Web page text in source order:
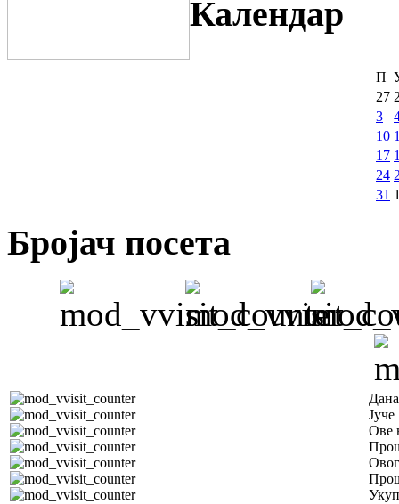
Календар
П
27
3
10
17
24
31
Бројач посета
Јуче
Ове